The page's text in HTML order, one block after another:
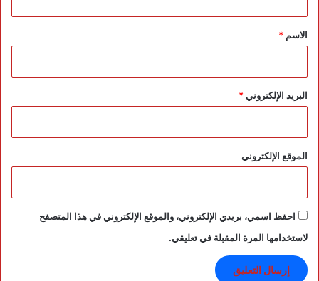
*
الاسم *
البريد الإلكتروني*
الموقع الإلكتروني
احفظ اسمي، بريدي الإلكتروني، والموقع الإلكتروني في هذا المتصفح
لاستخدامها المرة المقبلة في تعليقي.